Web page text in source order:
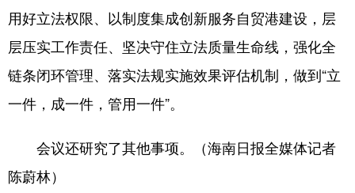
用好立法权限、以制度集成创新服务自贸港建设，层
层压实工作责任、坚决守住立法质量生命线，强化全
链条闭环管理、落实法规实施效果评估机制，做到“立
一件，成一件，管用一件”。
会议还研究了其他事项。（海南日报全媒体记者
陈蔚林）